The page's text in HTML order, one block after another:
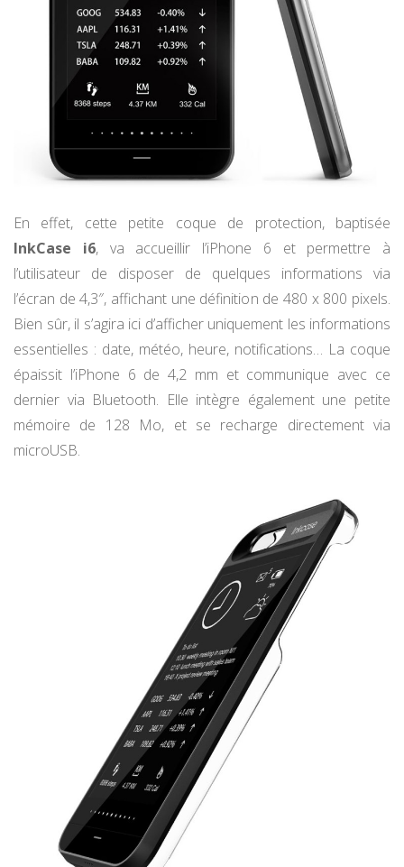
En effet, cette petite coque de protection, baptisée
InkCase i6, va accueillir l’iPhone 6 et permettre à
l’utilisateur de disposer de quelques informations via
l’écran de 4,3″, affichant une définition de 480 x 800 pixels.
Bien sûr, il s’agira ici d’afficher uniquement les informations
essentielles : date, météo, heure, notifications… La coque
épaissit l’iPhone 6 de 4,2 mm et communique avec ce
dernier via Bluetooth. Elle intègre également une petite
mémoire de 128 Mo, et se recharge directement via
microUSB.